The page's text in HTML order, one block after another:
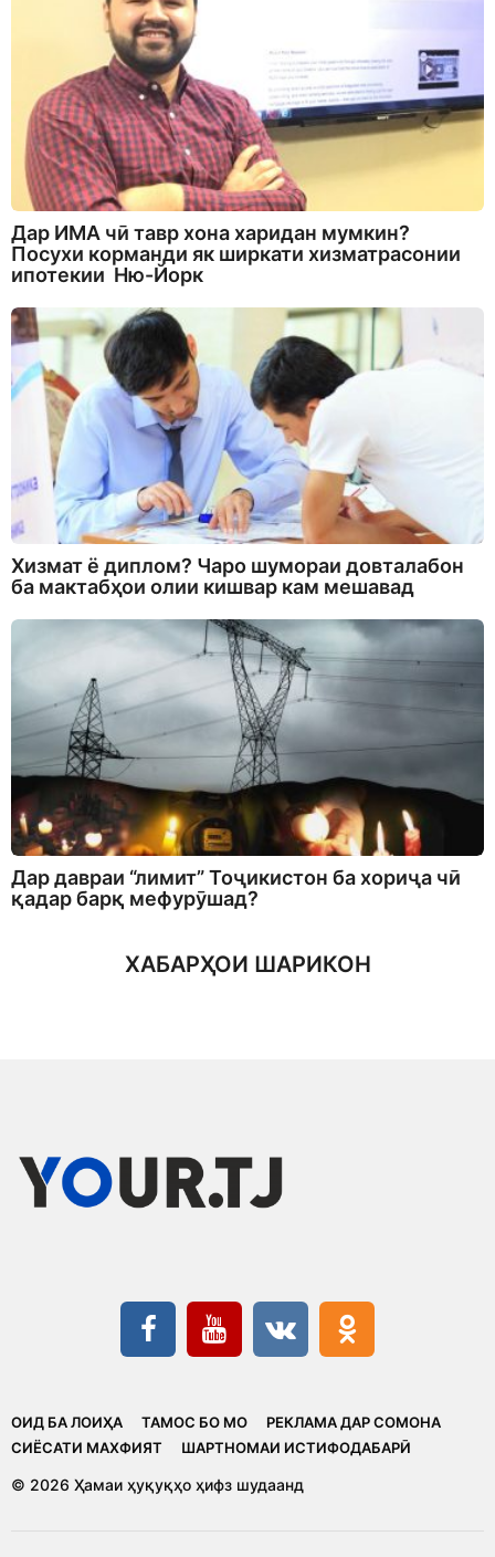
Дар ИМА чӣ тавр хона харидан мумкин?
Посухи корманди як ширкати хизматрасонии
ипотекии Ню-Йорк
Хизмат ё диплом? Чаро шумораи довталабон
ба мактабҳои олии кишвар кам мешавад
Дар давраи “лимит” Тоҷикистон ба хориҷа чӣ
қадар барқ мефурӯшад?
ХАБАРҲОИ ШАРИКОН
ОИД БА ЛОИҲА ТАМОС БО МО
РЕКЛАМА ДАР СОМОНА
CИЁСАТИ МАХФИЯТ
ШАРТНОМАИ ИСТИФОДАБАРӢ
© 2026 Ҳамаи ҳуқуқҳо ҳифз шудаанд